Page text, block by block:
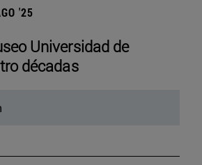
'25
Universidad de
décadas